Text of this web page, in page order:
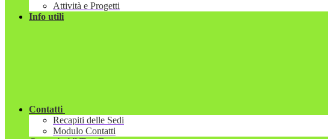
Attività e Progetti
Info utili
Contatti
Recapiti delle Sedi
Modulo Contatti